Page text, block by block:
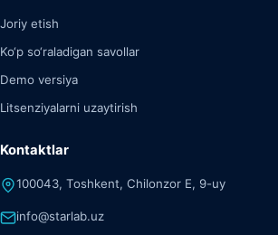
Joriy etish
Ko‘p so‘raladigan savollar
Demo versiya
Litsenziyalarni uzaytirish
Kontaktlar
100043, Toshkent, Chilonzor E, 9-uy
info@starlab.uz